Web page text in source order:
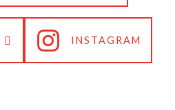
INSTAGRAM